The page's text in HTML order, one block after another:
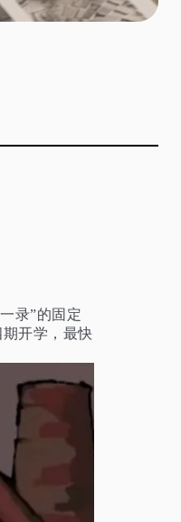
录”的固定
期开学，最快